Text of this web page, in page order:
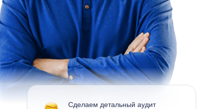
Сделаем детальный аудит